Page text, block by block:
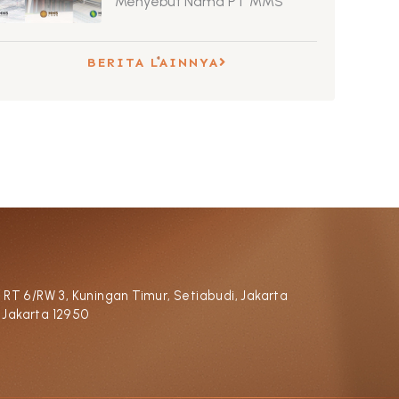
BERITA LAINNYA
6/RW 3, Kuningan Timur, Setiabudi, Jakarta
12950